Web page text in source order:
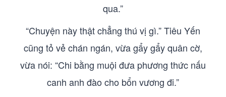
qua.”
“Chuyện này thật chẳng thú vị gì.” Tiêu Yến
cũng tỏ vẻ chán ngán, vừa gẩy gẩy quân cờ,
vừa nói: “Chi bằng muội đưa phương thức nấu
canh anh đào cho bổn vương đi.”